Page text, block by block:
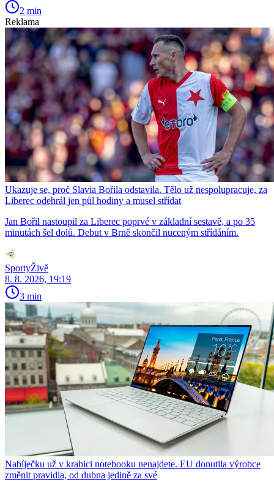
2 min
Reklama
Ukazuje se, proč Slavia Bořila odstavila. Tělo už nespolupracuje, za
Liberec odehrál jen půl hodiny a musel střídat
Jan Bořil nastoupil za Liberec poprvé v základní sestavě, a po 35
minutách šel dolů. Debut v Brně skončil nuceným střídáním.
SportyŽivě
8. 8. 2026, 19:19
3 min
Nabíječku už v krabici notebooku nenajdete. EU donutila výrobce
změnit pravidla, od dubna jedině za své